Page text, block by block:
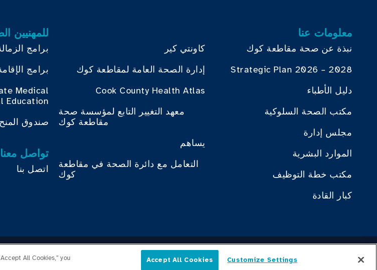
معلومات عنا
نبذة عن صحة مقاطعة كوك
Strategic Plan 2026 – 2028
دليل الأطباء
مكتب الصحة السلوكية
مجلس إدارة
الموارد البشرية
مكتب خطة التوظيف
كبار القادة
كاونتي كير
إدارة الصحة العامة لمقاطعة كوك
Cook County Health Atlas
معهد التغيير التابع لمؤسسة صحة
مقاطعة كوك
يساهم
التعامل مع دائرة الصحة في مقاطعة
كوك
للمهنيين
برامج
برامج
Medical
Education
صندوق
تواصل معنا
اتصل بنا
Copyright © 2026 Cook County Health. All Rights Reserved.
تسجيل دخول الموظف سياسة العربية
All Cookies,” you
Customize Settings
Accept All Cookies